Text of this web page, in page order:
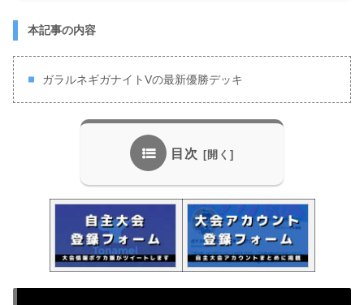
本記事の内容
ガラルネギガナイトVの最新優勝デッキ
目次